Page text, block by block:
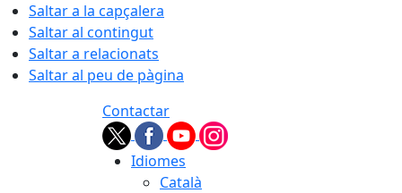
Saltar a la capçalera
Saltar al contingut
Saltar a relacionats
Saltar al peu de pàgina
Contactar
Idiomes
Català